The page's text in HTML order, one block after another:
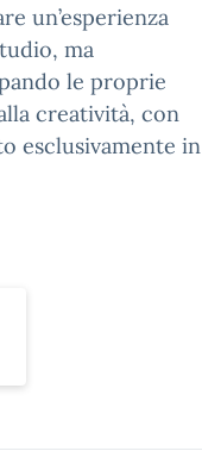
un’esperienza
ma
le proprie
creatività, con
esclusivamente in